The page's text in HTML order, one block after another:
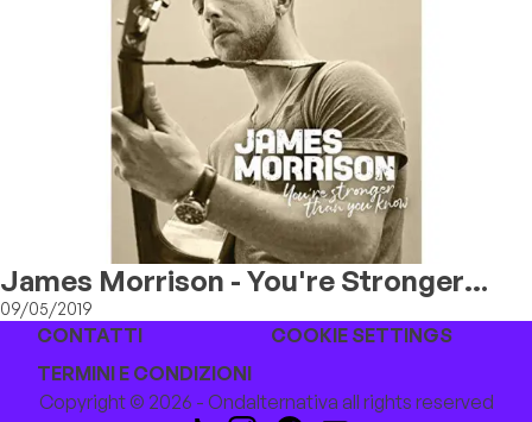
James Morrison - You're Stronger
Than You Know
09/05/2019
CONTATTI
COOKIE SETTINGS
TERMINI E CONDIZIONI
Copyright © 2026 - Ondalternativa all rights reserved